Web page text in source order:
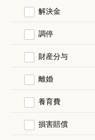
解決金
調停
財産分与
離婚
養育費
損害賠償